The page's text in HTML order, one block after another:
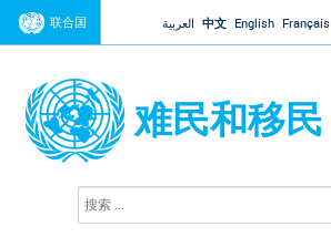
Jump to navigation
联合国 العربية 中文 English Français
难民和移民
搜
索